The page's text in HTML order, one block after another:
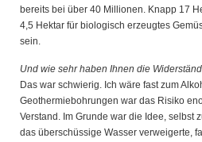
bereits bei über 40 Millionen. Knapp 17
4,5 Hektar für biologisch erzeugtes
sein.
Und wie sehr haben Ihnen die
Das war schwierig. Ich wäre fast zum
Geothermiebohrungen war das Risiko
Verstand. Im Grunde war die Idee, selbst
das überschüssige Wasser verweigerte,